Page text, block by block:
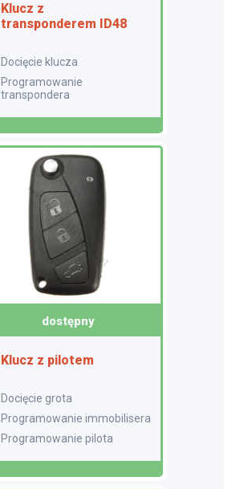
Klucz z
transponderem ID48
docięcie klucza
programowanie
transpondera
dostępny
Klucz z pilotem
Docięcie grota
Programowanie immobilisera
Programowanie pilota